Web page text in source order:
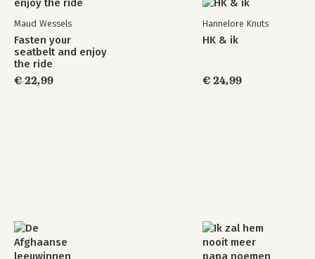
Maud Wessels
Fasten your
seatbelt and enjoy
the ride
€ 22,99
Hannelore Knuts
HK & ik
€ 24,99